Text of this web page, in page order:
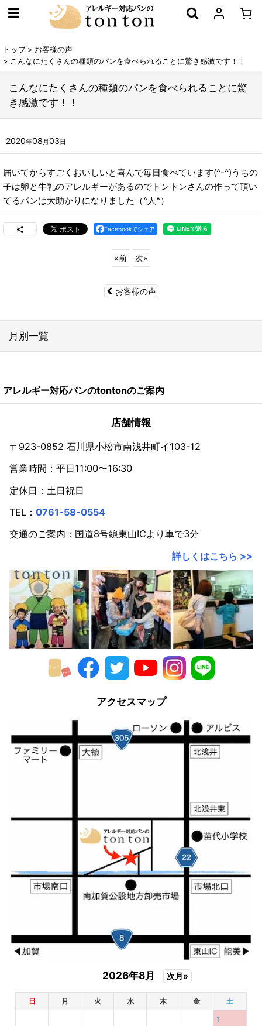
トップ > お客様の声
> こんなにたくさんの種類のパンを食べられることに驚き感激です！！
こんなにたくさんの種類のパンを食べられることに驚
き感激です！！
2020年08 月 03 日
届いてからすごくおいしいと喜んで毎日食べています(^-^)うちの
子は卵と牛乳のアレルギーがあるのでトントンさんの作って頂い
てるパンは大助かりになりました（^人^）
Facebookでシェア
«前 次»
お客様の声
月別一覧
2024年
2022年
2021年
2020年
2019年
2018年
2016年
2015年
2014年
アレルギー対応パンのtontonのご案内
店舗情報
〒923-0852 石川県小松市南浅井町イ103-12
営業時間：平日11:00〜16:30
定休日：土日祝日
TEL： 0761-58-0554
交通のご案内：国道8号線東山ICより車で3分
詳しくはこちら >>
アクセスマップ
2026年8月 次月»
日 月 火 水 木 金 土
1